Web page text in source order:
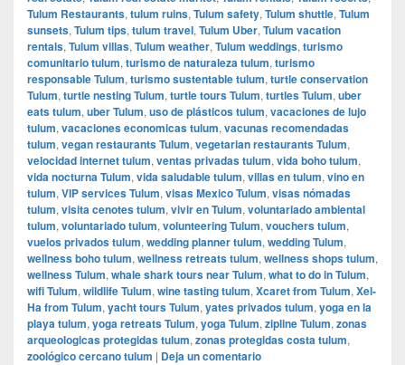
Tulum Restaurants, tulum ruins, Tulum safety, Tulum shuttle, Tulum
sunsets, Tulum tips, tulum travel, Tulum Uber, Tulum vacation
rentals, Tulum villas, Tulum weather, Tulum weddings, turismo
comunitario tulum, turismo de naturaleza tulum, turismo
responsable Tulum, turismo sustentable tulum, turtle conservation
Tulum, turtle nesting Tulum, turtle tours Tulum, turtles Tulum, uber
eats tulum, uber Tulum, uso de plásticos tulum, vacaciones de lujo
tulum, vacaciones economicas tulum, vacunas recomendadas
tulum, vegan restaurants Tulum, vegetarian restaurants Tulum,
velocidad internet tulum, ventas privadas tulum, vida boho tulum,
vida nocturna Tulum, vida saludable tulum, villas en tulum, vino en
tulum, VIP services Tulum, visas Mexico Tulum, visas nómadas
tulum, visita cenotes tulum, vivir en Tulum, voluntariado ambiental
tulum, voluntariado tulum, volunteering Tulum, vouchers tulum,
vuelos privados tulum, wedding planner tulum, wedding Tulum,
wellness boho tulum, wellness retreats tulum, wellness shops tulum,
wellness Tulum, whale shark tours near Tulum, what to do in Tulum,
wifi Tulum, wildlife Tulum, wine tasting tulum, Xcaret from Tulum, Xel-
Ha from Tulum, yacht tours Tulum, yates privados tulum, yoga en la
playa tulum, yoga retreats Tulum, yoga Tulum, zipline Tulum, zonas
arqueologicas protegidas tulum, zonas protegidas costa tulum,
zoológico cercano tulum | Deja un comentario